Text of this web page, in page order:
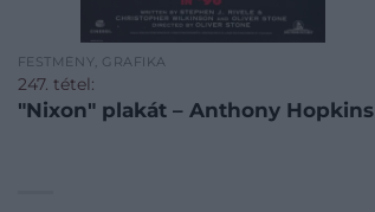
FESTMÉNY, GRAFIKA
247. tétel:
"Nixon" plakát – Anthony Hopkins